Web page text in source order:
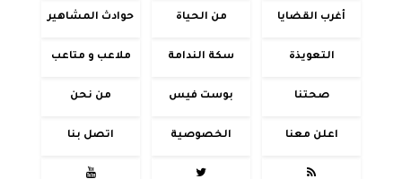
أغرب القضايا من الحياة حوادث المشاهير
التعويذة سكة الندامة ملاعب و متاعب
صحتنا بوست فيس من نحن
اعلن معنا الخصوصية اتصل بنا


